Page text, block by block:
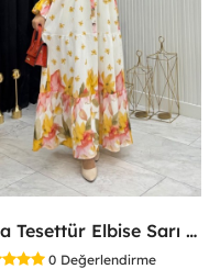
Lina Tesettür Elbise Sarı Sarı
0 Değerlendirme